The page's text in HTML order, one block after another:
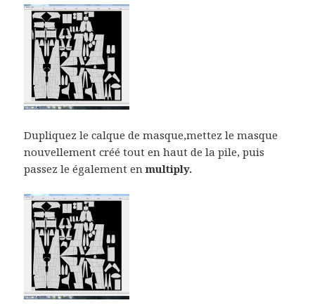
Dupliquez le calque de masque,mettez le masque
nouvellement créé tout en haut de la pile, puis
passez le également enmultiply.